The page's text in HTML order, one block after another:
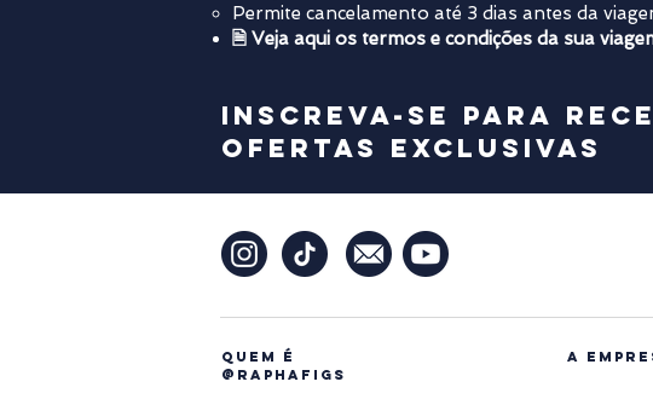
Permite cancelamento até 3 dias antes da
🗎 Veja aqui os termos e condições da sua
Inscreva-se para
ofertas exclusivas
Quem é
@raphafigs
A